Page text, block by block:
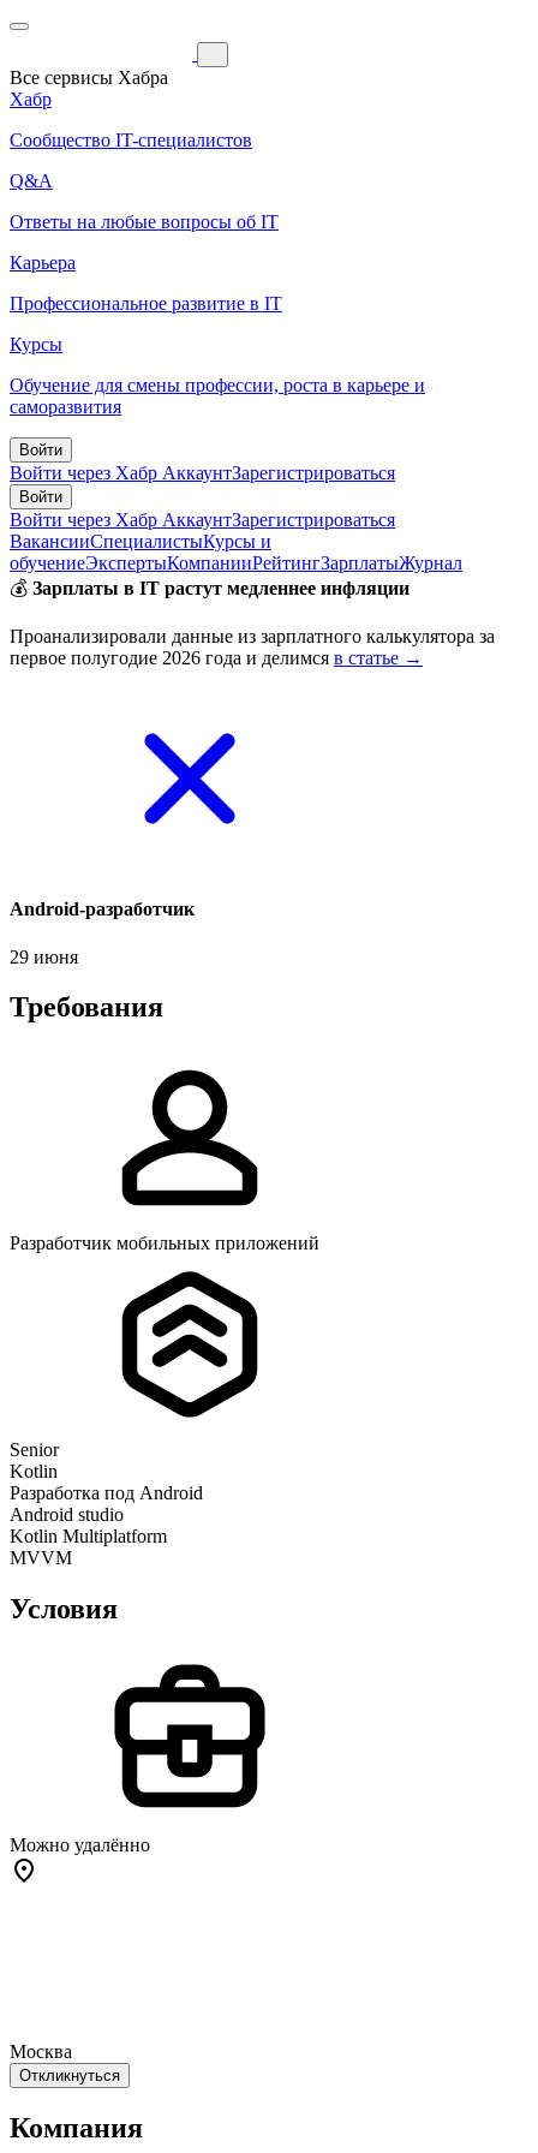
Все сервисы Хабра
Хабр
Сообщество IT-специалистов
Q&A
Ответы на любые вопросы об IT
Карьера
Профессиональное развитие в IT
Курсы
Обучение для смены профессии, роста в карьере и
саморазвития
Войти
Войти через Хабр АккаунтЗарегистрироваться
Войти
Войти через Хабр АккаунтЗарегистрироваться
ВакансииСпециалистыКурсы и
обучениеЭкспертыКомпанииРейтингЗарплатыЖурнал
💰 Зарплаты в IT растут медленнее инфляции
Проанализировали данные из зарплатного калькулятора за
первое полугодие 2026 года и делимся в статье →
Android-разработчик
29 июня
Требования
Разработчик мобильных приложений
Senior
Kotlin
Разработка под Android
Android studio
Kotlin Multiplatform
MVVM
Условия
Можно удалённо
Москва
Откликнуться
Компания